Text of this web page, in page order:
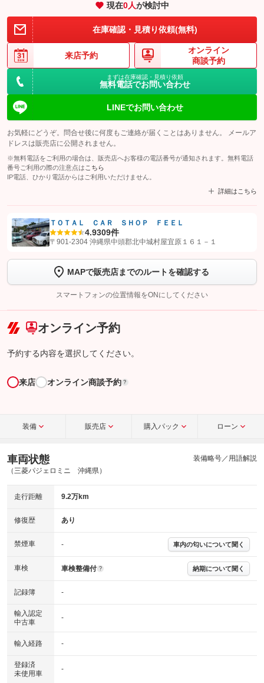
現在0人が検討中
在庫確認・見積り依頼(無料)
来店予約
オンライン
商談予約
まずは在庫確認・見積り依頼
無料電話でお問い合わせ
LINEでお問い合わせ
お気軽にどうぞ。問合せ後に何度もご連絡が届くことはありません。 メールア
ドレスは販売店に公開されません。
※無料電話をご利用の場合は、販売店へお客様の電話番号が通知されます。無料電話
番号ご利用の際の注意点は こちら
IP電話、ひかり電話からはご利用いただけません。
詳細はこちら
【STEP1】認証画面でグーネットを友だち追加してから「許可する」ボタンを押
トーク画面で
ボタンをタップして問い合わせを
完了してください。
こちら
ＴＯＴＡＬ ＣＡＲ ＳＨＯＰ ＦＥＥＬ
4.9309件
〒901-2304 沖縄県中頭郡北中城村屋宜原１６１－１
MAPで販売店までのルートを確認する
スマートフォンの位置情報をONにしてください
オンライン予約
予約する内容を選択してください。
来店 オンライン商談予約 ?
装備 販売店 購入パック ローン
車両状態
（三菱パジェロミニ 沖縄県）
装備略号／用語解説
走行距離 9.2万km
修復歴 あり
禁煙車 - 車内の匂いについて聞く
車検 車検整備付 ? 納期について聞く
記録簿 -
輸入認定
中古車
-
輸入経路 -
登録済
未使用車
-